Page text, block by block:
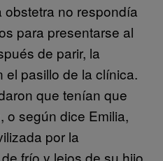
no respondía
para presentarse al
de parir, la
el pasillo de la clínica.
que tenían que
o según dice Emilia,
por la
frío y lejos de su hijo